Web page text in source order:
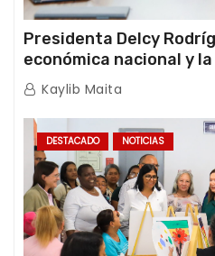
Presidenta Delcy
económica nacional y
de emergencia post-
Kaylib Maita
DESTACADO NOTICIAS